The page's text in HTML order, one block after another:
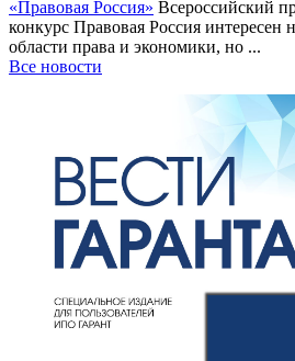
«Правовая Россия» Всероссийский
конкурс Правовая Россия интересен
области права и экономики, но ...
Все новости